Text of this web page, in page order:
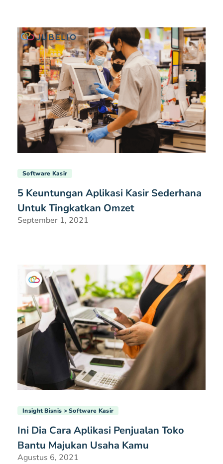
Software Kasir
5 Keuntungan Aplikasi Kasir Sederhana
Untuk Tingkatkan Omzet
September 1, 2021
Insight Bisnis Software Kasir
Ini Dia Cara Aplikasi Penjualan Toko
Bantu Majukan Usaha Kamu
Agustus 6, 2021